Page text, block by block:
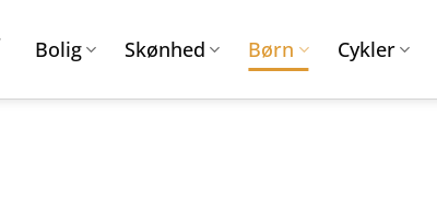
Bolig Skønhed Børn Cykler